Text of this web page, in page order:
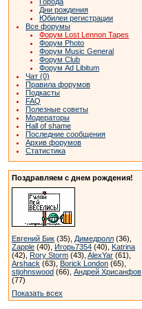
Дни рождения
Юбилеи регистрации
Все форумы
Форум Lost Lennon Tapes
Форум Photo
Форум Music General
Форум Club
Форум Ad Libitum
Чат (0)
Правила форумов
Подкасты
FAQ
Полезные советы
Модераторы
Hall of shame
Последние сообщения
Архив форумов
Статистика
Поздравляем с днем рождения!
Евгений Бик (35), Димедролл (36),
Zapple (40), Игорь7354 (40), Katrina
(42), Rory Storm (43), AlexYar (61),
Arshack (63), Borick London (65),
stjohnswood (66), Андрей Хрисанфов
(77)
Показать всех